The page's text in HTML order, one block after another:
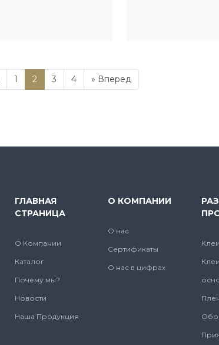
1 2 3 4 » Вперед
ГЛАВНАЯ
СТРАНИЦА
О Компании
Каталог
Почему мы?
Новости
Наша Продукция
О КОМПАНИИ
О нас
Сертификаты
О нас в цифрах